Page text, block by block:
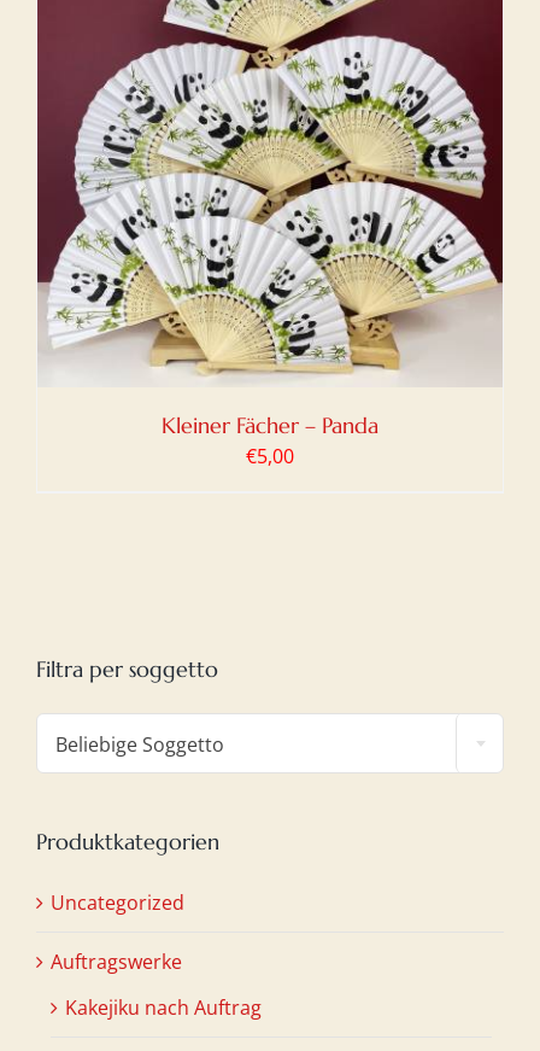
Kleiner Fächer – Panda
€5,00
Filtra per soggetto
Beliebige Soggetto
Produktkategorien
Uncategorized
Auftragswerke
Kakejiku nach Auftrag